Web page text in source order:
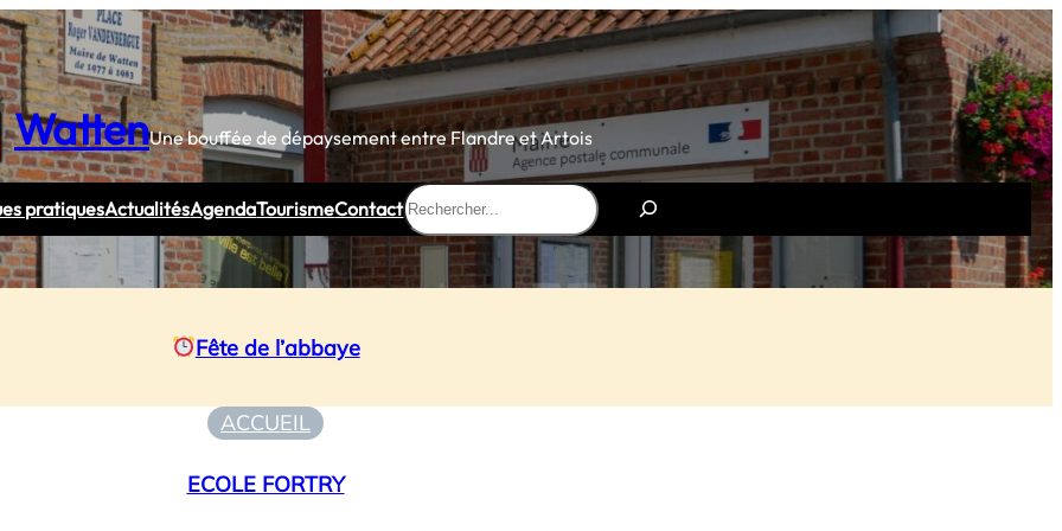
WattenUne bouffée de dépaysement entre Flandre et Artois
pratiquesActualitésAgendaTourismeContact
Rechercher
Fête de l’abbaye
ACCUEIL
ECOLE FORTRY